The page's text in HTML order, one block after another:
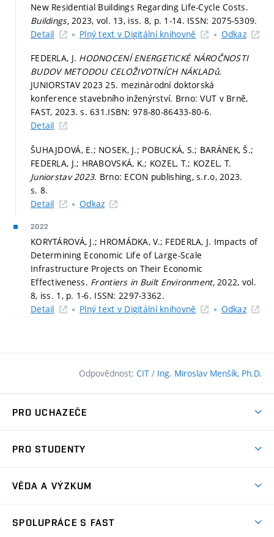
New Residential Buildings Regarding Life-Cycle Costs.
Buildings, 2023, vol. 13, iss. 8, p. 1-14. ISSN: 2075-5309.
Detail
Plný text v Digitální knihovně Odkaz
FEDERLA, J. HODNOCENÍ ENERGETICKÉ NÁROČNOSTI
BUDOV METODOU CELOŽIVOTNÍCH NÁKLADů.
JUNIORSTAV 2023 25. mezinárodní doktorská
konference stavebního inženýrství. Brno: VUT v Brně,
FAST, 2023.s. 631.ISBN: 978-80-86433-80-6.
Detail
ŠUHAJDOVÁ, E.; NOSEK, J.; POBUCKÁ, S.; BARÁNEK, Š.;
FEDERLA, J.; HRABOVSKÁ, K.; KOZEL, T.; KOZEL, T.
Juniorstav 2023. Brno: ECON publishing, s.r.o, 2023.
s. 8.
Detail
Odkaz
2022
KORYTÁROVÁ, J.; HROMÁDKA, V.; FEDERLA, J. Impacts of
Determining Economic Life of Large-Scale
Infrastructure Projects on Their Economic
Effectiveness. Frontiers in Built Environment, 2022, vol.
8, iss. 1, p. 1-6. ISSN: 2297-3362.
Detail
Plný text v Digitální knihovně Odkaz
Odpovědnost: CIT / Ing. Miroslav Menšík, Ph.D.
PRO UCHAZEČE
Přijímačky
Ambasadoři pro prváky(externí
PRO STUDENTY
Předměty
VĚDA A VÝZKUM
SPOLUPRÁCE S FAST